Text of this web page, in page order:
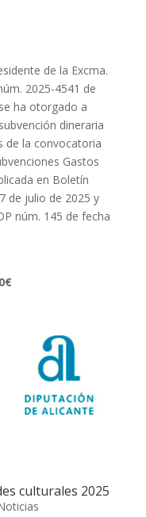
de la Excma.
2025-4541 de
ha otorgado a
dineraria
de la convocatoria
Gastos
en Boletín
de julio de 2025 y
núm. 145 de fecha
culturales 2025